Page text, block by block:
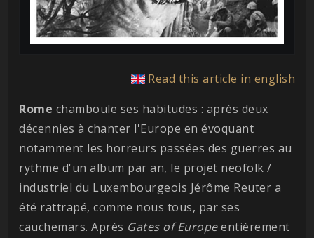
Read this article in english
Rome chamboule ses habitudes : après deux
décennies à chanter l'Europe en évoquant
notamment les horreurs passées des guerres au
rythme d'un album par an, le projet neofolk /
industriel du Luxembourgeois Jérôme Reuter a
été rattrapé, comme nous tous, par ses
cauchemars. Après Gates of Europeentièrement